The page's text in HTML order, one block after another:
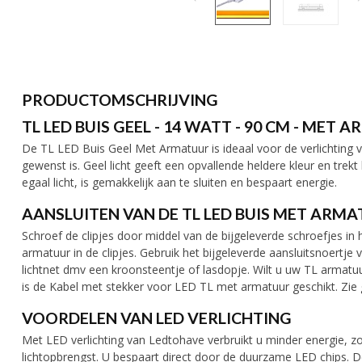
PRODUCTOMSCHRIJVING
TL LED BUIS GEEL - 14 WATT - 90 CM - MET
De TL LED Buis Geel Met Armatuur is ideaal voor de verlichting
gewenst is. Geel licht geeft een opvallende heldere kleur en
egaal licht, is gemakkelijk aan te sluiten en bespaart energie.
AANSLUITEN VAN DE TL LED BUIS MET
Schroef de clipjes door middel van de bijgeleverde schroefjes in
armatuur in de clipjes. Gebruik het bijgeleverde aansluitsnoertje
lichtnet dmv een kroonsteentje of lasdopje. Wilt u uw TL
is de Kabel met stekker voor LED TL met armatuur geschikt.
VOORDELEN VAN LED VERLICHTING
Met LED verlichting van Ledtohave verbruikt u minder energie,
lichtopbrengst. U bespaart direct door de duurzame LED chips.